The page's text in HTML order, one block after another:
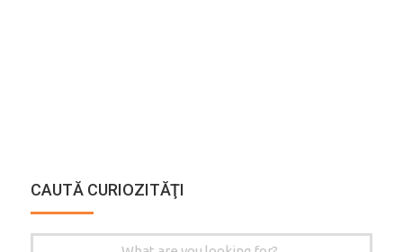
CAUTĂ CURIOZITĂŢI